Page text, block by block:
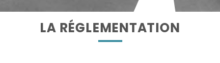
LA RÉGLEMENTATION